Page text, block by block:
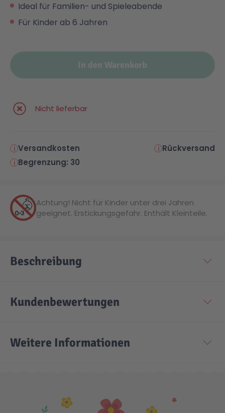
Ideal für Familien- und Spieleabende
Für Kinder ab 6 Jahren
In den Warenkorb
Nicht lieferbar
Versandkosten
Rückversand
Begrenzung: 30
Achtung! Nicht für Kinder unter drei Jahren
geeignet. Erstickungsgefahr. Enthält Kleinteile.
Beschreibung
Kundenbewertungen
Weitere Informationen